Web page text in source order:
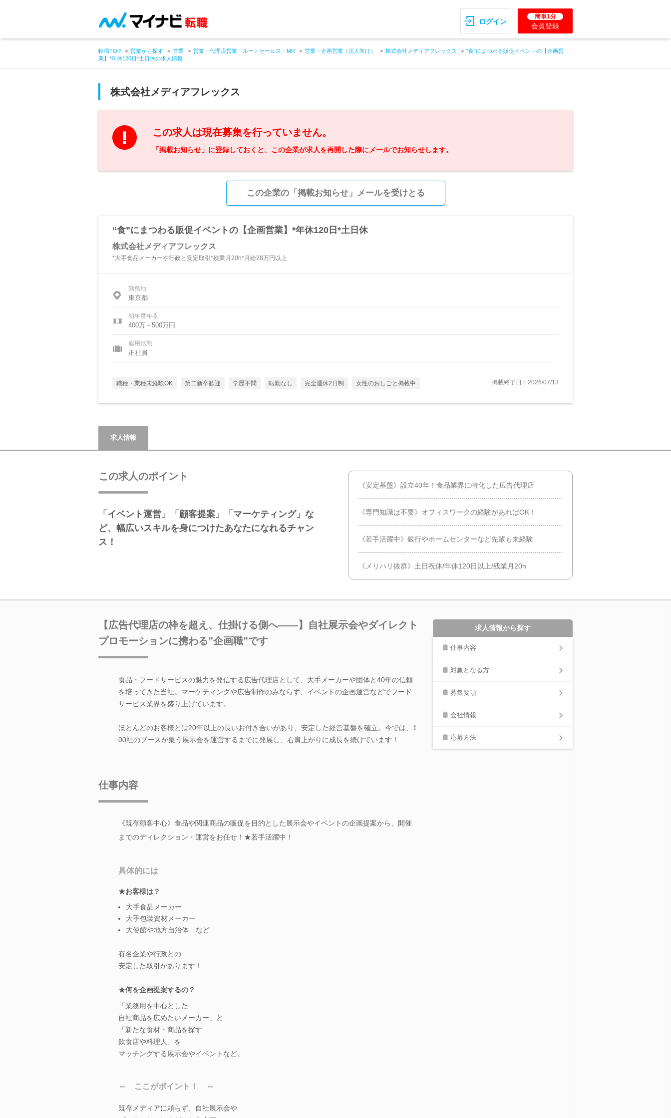
ログイン
簡単1分
会員登録
転職TOP 営業から探す 営業 営業・代理店営業・ルートセールス・MR 営業・企画営業（法人向け） 株式会社メディアフレックス
“食”にまつわる販促イベントの【企画営
業】*年休120日*土日休の求人情報
株式会社メディアフレックス
この求人は現在募集を行っていません。
「掲載お知らせ」に登録しておくと、この企業が求人を再開した際にメールでお知らせします。
この企業の「掲載お知らせ」メールを受けとる
“食”にまつわる販促イベントの【企画営業】*年休120日*土日休
株式会社メディアフレックス
*大手食品メーカーや行政と安定取引*残業月20h*月給28万円以上
勤務地
東京都
初年度年収
400万～500万円
雇用形態
正社員
職種・業種未経験OK 第二新卒歓迎 学歴不問 転勤なし 完全週休2日制 女性のおしごと掲載中 掲載終了日：2026/07/13
求人情報
この求人のポイント
「イベント運営」「顧客提案」「マーケティング」な
ど、幅広いスキルを身につけたあなたになれるチャン
ス！
《安定基盤》設立40年！食品業界に特化した広告代理店
《専門知識は不要》オフィスワークの経験があればOK！
《若手活躍中》銀行やホームセンターなど先輩も未経験
《メリハリ抜群》土日祝休/年休120日以上/残業月20h
【広告代理店の枠を超え、仕掛ける側へ――】自社展示会やダイレクト
プロモーションに携わる”企画職”です
食品・フードサービスの魅力を発信する広告代理店として、大手メーカーや団体と40年の信頼
を培ってきた当社。マーケティングや広告制作のみならず、イベントの企画運営などでフード
サービス業界を盛り上げています。
ほとんどのお客様とは20年以上の長いお付き合いがあり、安定した経営基盤を確立。今では、1
00社のブースが集う展示会を運営するまでに発展し、右肩上がりに成長を続けています！
仕事内容
《既存顧客中心》食品や関連商品の販促を目的とした展示会やイベントの企画提案から、開催
までのディレクション・運営をお任せ！★若手活躍中！
具体的には
★お客様は？
大手食品メーカー
大手包装資材メーカー
大使館や地方自治体 など
有名企業や行政との
安定した取引があります！
★何を企画提案するの？
「業務用を中心とした
自社商品を広めたいメーカー」と
「新たな食材・商品を探す
飲食店や料理人」を
マッチングする展示会やイベントなど。
～ ここがポイント！ ～
既存メディアに頼らず、自社展示会や
求人情報から探す
仕事内容
対象となる方
募集要項
会社情報
応募方法